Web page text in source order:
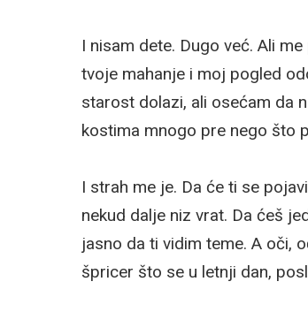
I nisam dete. Dugo već. Ali
tvoje mahanje i moj pogled
starost dolazi, ali osećam da
kostima mnogo pre nego što
I strah me je. Da će ti se
nekud dalje niz vrat. Da ćeš
jasno da ti vidim teme. A oči,
špricer što se u letnji dan,